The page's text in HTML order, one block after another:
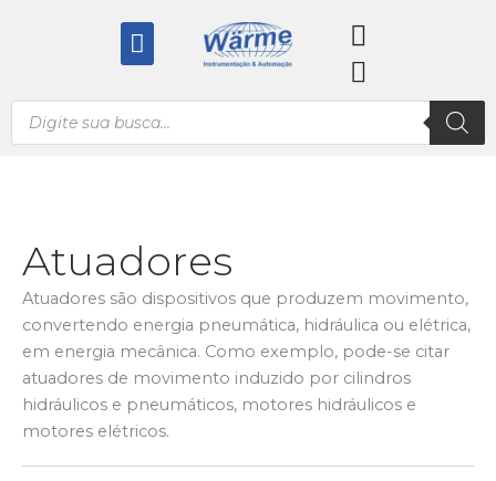
Menu
Pesquisar
produtos
Atuadores
Atuadores são dispositivos que produzem movimento,
convertendo energia pneumática, hidráulica ou elétrica,
em energia mecânica. Como exemplo, pode-se citar
atuadores de movimento induzido por cilindros
hidráulicos e pneumáticos, motores hidráulicos e
motores elétricos.